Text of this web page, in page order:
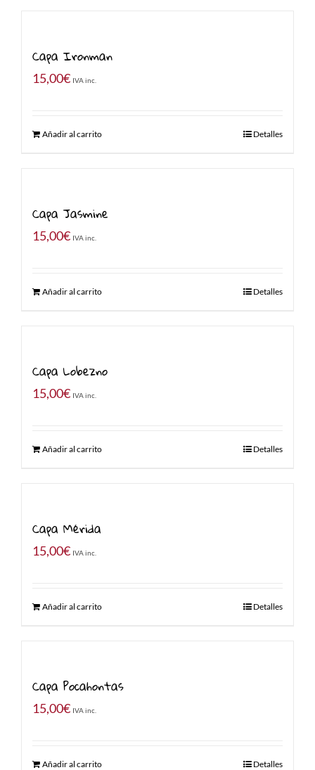
Capa Ironman
15,00€ IVA inc.
Añadir al carrito Detalles
Capa Jasmine
15,00€ IVA inc.
Añadir al carrito Detalles
Capa Lobezno
15,00€ IVA inc.
Añadir al carrito Detalles
Capa Mérida
15,00€ IVA inc.
Añadir al carrito Detalles
Capa Pocahontas
15,00€ IVA inc.
Añadir al carrito Detalles